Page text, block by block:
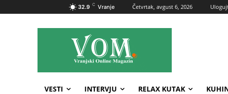
32.9 C Vranje Četvrtak, avgust 6, 2026
VESTI INTERVJU RELAX KUTAK